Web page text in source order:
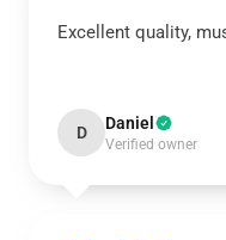
Excellent quality,
D Daniel
Verified owner